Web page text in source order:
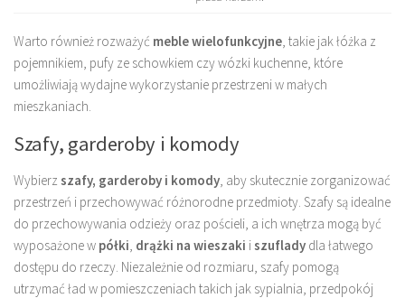
Warto również rozważyć meble wielofunkcyjne, takie jak łóżka z
pojemnikiem, pufy ze schowkiem czy wózki kuchenne, które
umożliwiają wydajne wykorzystanie przestrzeni w małych
mieszkaniach.
Szafy, garderoby i komody
Wybierz szafy, garderoby i komody, aby skutecznie zorganizować
przestrzeń i przechowywać różnorodne przedmioty. Szafy są idealne
do przechowywania odzieży oraz pościeli, a ich wnętrza mogą być
wyposażone w półki, drążki na wieszaki iszuflady dla łatwego
dostępu do rzeczy. Niezależnie od rozmiaru, szafy pomogą
utrzymać ład w pomieszczeniach takich jak sypialnia, przedpokój